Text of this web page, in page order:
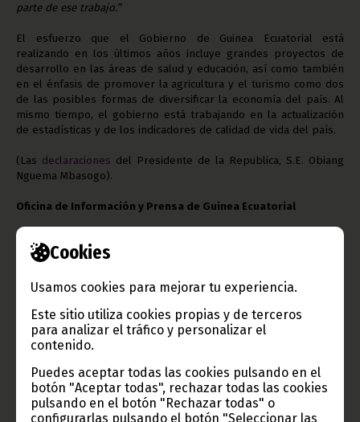
Cookies
Usamos cookies para mejorar tu experiencia.
Este sitio utiliza cookies propias y de terceros
para analizar el tráfico y personalizar el
contenido.
Puedes aceptar todas las cookies pulsando en el
botón "Aceptar todas", rechazar todas las cookies
pulsando en el botón "Rechazar todas" o
configurarlas pulsando el botón "Seleccionar las
parte de ese trabajo.”
El esfuerzo que el Gobierno de Guinea Ecuatorial está
realizando en los últimos años incluye grandes proyectos de
desarrollo en las áreas de salud y educación, así como también
en el énfasis de promover la agricultura y el turismo como dos
de las posibles formas de diversificar la economía del país. Al
mismo tiempo, el gobierno está trabajando en la actualización
de estadísticas y de los indicadores de calidad de vida del país.
(Las declaraciones del Presidente de la Republica, S.E. Obiang
Nguema Mbasogo).
Oficina de Información y Prensa de Guinea Ecuatorial
Gobierno e Instituciones
Información de Guinea Ecuatorial